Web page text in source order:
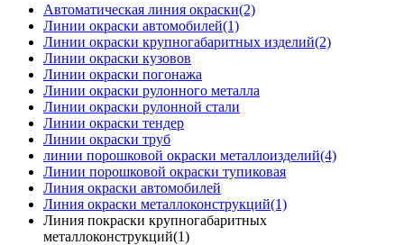
Автоматическая линия окраски(2)
Линии окраски автомобилей(1)
Линии окраски крупногабаритных изделий(2)
Линии окраски кузовов
Линии окраски погонажа
Линии окраски рулонного металла
Линии окраски рулонной стали
Линии окраски тендер
Линии окраски труб
линии порошковой окраски металлоизделий(4)
Линии порошковой окраски тупиковая
Линия окраски автомобилей
Линия окраски металлоконструкций(1)
Линия покраски крупногабаритных
металлоконструкций(1)